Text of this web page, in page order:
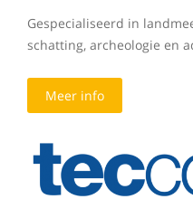
Gespecialiseerd in
schatting, archeologie en
Meer info